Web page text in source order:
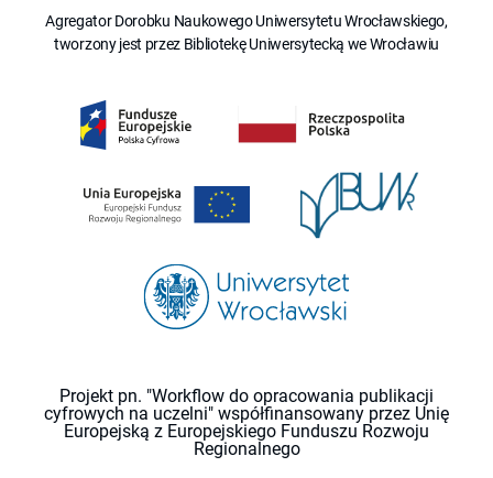
Agregator Dorobku Naukowego Uniwersytetu Wrocławskiego,
tworzony jest przez Bibliotekę Uniwersytecką we Wrocławiu
Projekt pn. "Workflow do opracowania publikacji
cyfrowych na uczelni" współfinansowany przez Unię
Europejską z Europejskiego Funduszu Rozwoju
Regionalnego